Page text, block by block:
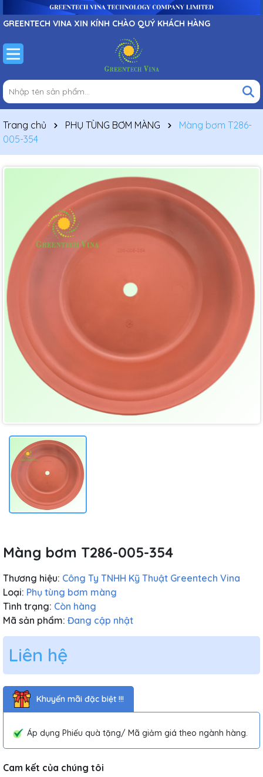
GREENTECH VINA XIN KÍNH CHÀO QUÝ KHÁCH HÀNG
Trang chủ PHỤ TÙNG BƠM MÀNG
Màng bơm T286-
005-354
Màng bơm T286-005-354
Thương hiệu: Công Ty TNHH Kỹ Thuật Greentech Vina
Loại: Phụ tùng bơm màng
Tình trạng: Còn hàng
Mã sản phẩm: Đang cập nhật
Liên hệ
Khuyến mãi đặc biệt !!!
Áp dụng Phiếu quà tặng/ Mã giảm giá theo ngành hàng.
Cam kết của chúng tôi